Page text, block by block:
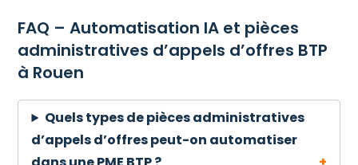
FAQ – Automatisation IA et pièces
administratives d’appels d’offres BTP
à Rouen
Quels types de pièces administratives
d’appels d’offres peut-on automatiser